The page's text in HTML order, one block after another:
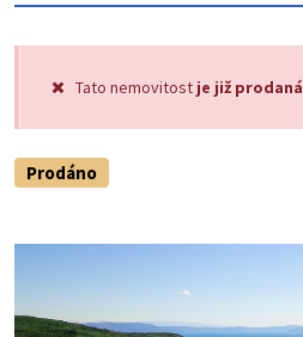
Tato nemovitost je již prodaná
Prodáno